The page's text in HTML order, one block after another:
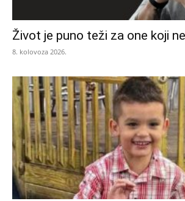
Život je puno teži za one koji
8. kolovoza 2026.